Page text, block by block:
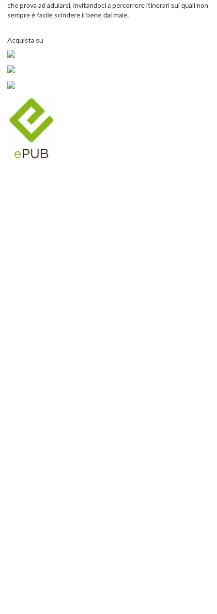
che prova ad adularci, invitandoci a percorrere itinerari sui quali non
sempre è facile scindere il bene dal male.
Acquista su